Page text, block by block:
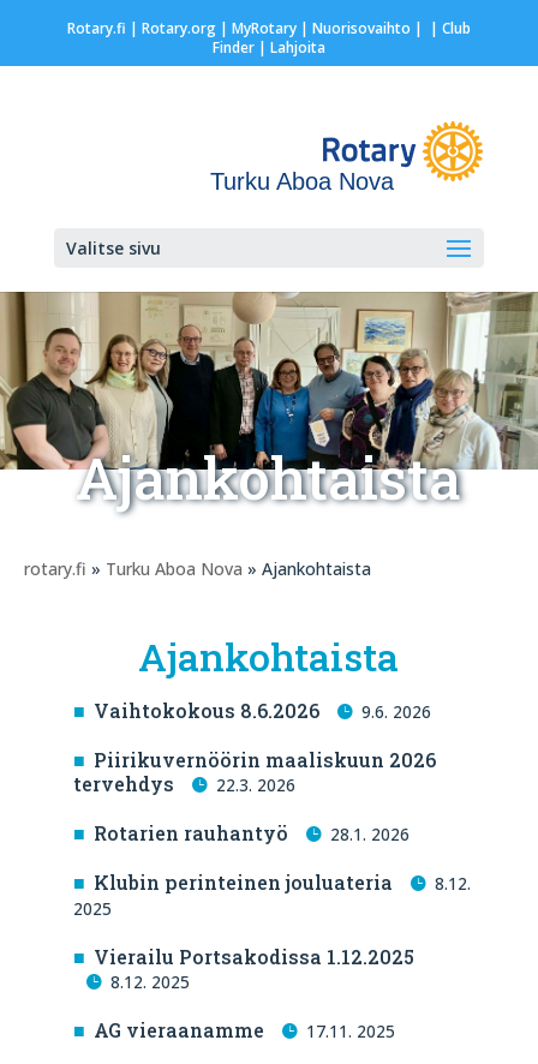
Rotary.fi | Rotary.org| MyRotary | Nuorisovaihto | | Club
Finder| Lahjoita
Turku Aboa Nova
Valitse sivu
Ajankohtaista
rotary.fi » Turku Aboa Nova » Ajankohtaista
Ajankohtaista
Vaihtokokous 8.6.2026 9.6. 2026
Piirikuvernöörin maaliskuun 2026
tervehdys
22.3. 2026
Rotarien rauhantyö 28.1. 2026
Klubin perinteinen jouluateria
8.12.
2025
Vierailu Portsakodissa 1.12.2025
8.12. 2025
AG vieraanamme 17.11. 2025